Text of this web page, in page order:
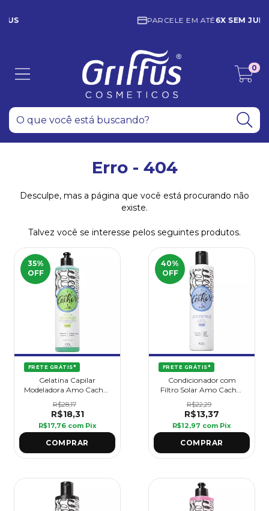
PARCELE EM ATÉ6X SEM JUROS
0
Erro - 404
Desculpe, mas a página que você está procurando não
existe.
Talvez você se interesse pelos seguintes produtos.
35%
OFF
FRETE GRÁTIS*
Gelatina Capilar
Modeladora Amo Cachos
420 g - Griffus
R$28,17
R$18,31
R$17,76 com Pix
40%
OFF
FRETE GRÁTIS*
Condicionador com
Filtro Solar Amo Cachos
400 ml - Griffus
R$22,29
R$13,37
R$12,97 com Pix